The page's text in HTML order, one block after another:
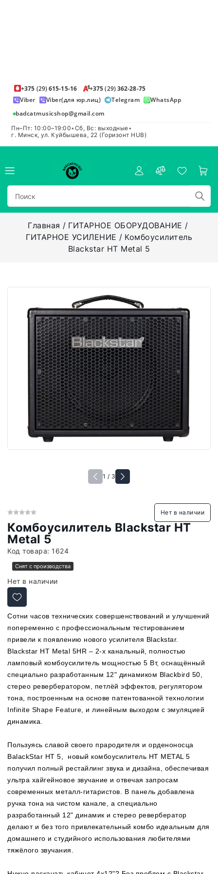
+375 (29)615-15-16 +375(29)362-28-75
Viber
Viber(для юр.лиц) Telegram
WhatsApp
badcatmusicshop@gmail.com
Пн–Пт: 10:00–19:00•Сб, Вс: выходные•
г. Минск, ул. Куйбышева, 22 (Горизонт HUB)
Главная
ГИТАРНОЕ ОБОРУДОВАНИЕ
ГИТАРНОЕ УСИЛЕНИЕ
Комбоусилитель
Blackstar HT Metal 5
1 / 3
Нет в наличии
Комбоусилитель Blackstar HT
Metal 5
Код товара: 1624
Снят с производства
Нет в наличии
Сотни часов технических совершенствований и улучшений
попеременно с профессиональным тестированием
привели к появлению нового усилителя Blackstar.
Blackstar HT Metal 5HR – 2-х канальный, полностью
ламповый комбоусилитель мощностью 5 Вт, оснащённый
специально разработанным 12" динамиком Blackbird 50,
стерео ревербератором, петлёй эффектов, регулятором
тона, построенным на основе патентованной технологии
Infinite Shape Feature, и линейным выходом с эмуляцией
динамика.
Пользуясь славой своего прародителя и орденоносца
BalackStar HT 5,
новый комбоусилитель HT METAL 5
получил полный рестайлинг звука и дизайна, обеспечивая
ультра хайгейновое звучание и отвечая запросам
современных металл-гитаристов. В панель добавлена
ручка тона на чистом канале, а специально
разработанный 12" динамик и стерео ревербератор
делают и без того привлекательный комбо идеальным для
домашнего и студийного использования любителями
тяжёлого звучания.